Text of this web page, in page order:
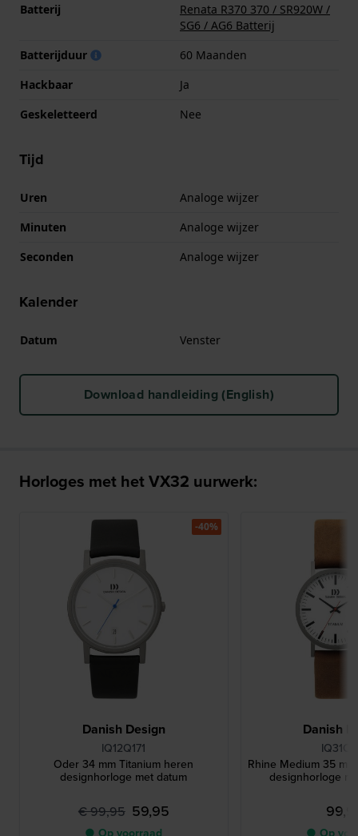
Batterij
Renata R370 370 / SR920W /
SG6 / AG6 Batterij
Batterijduur
60 Maanden
Hackbaar
Ja
Geskeletteerd
Nee
Tijd
Uren
Analoge wijzer
Minuten
Analoge wijzer
Seconden
Analoge wijzer
Kalender
Datum Venster
Download handleiding (English)
Horloges met het VX32 uurwerk:
Danish Design
IQ12Q171
Oder 34 mm Titanium heren
designhorloge met datum
€ 99,95 59,95
-40%
Danish
Rhine Medium 35
designhorloge